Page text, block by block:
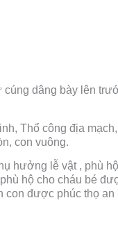
dâng bày lên
Thổ công địa
con vuông.
hưởng lễ vật , phù
hộ cho cháu bé
được phúc thọ